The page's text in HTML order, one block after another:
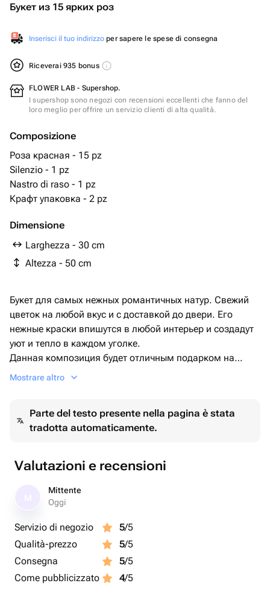
Букет из 15 ярких роз
Inserisci il tuo indirizzo per sapere le spese di consegna
Riceverai 935 bonus
FLOWER LAB - Supershop.
I supershop sono negozi con recensioni eccellenti che fanno del
loro meglio per offrire un servizio clienti di alta qualità.
Composizione
Роза красная - 15 pz
Silenzio - 1 pz
Nastro di raso - 1 pz
Крафт упаковка - 2 pz
Dimensione
Larghezza - 30 cm
Altezza - 50 cm
Букет для самых нежных романтичных натур. Свежий
цветок на любой вкус и с доставкой до двери. Его
нежные краски впишутся в любой интерьер и создадут
уют и тепло в каждом уголке.
Данная композиция будет отличным подарком на
Новый год и Рождество, на день Рождения и юбилей, на
бабушке или жене, так же может порадовать сестру или
тещу, еще будет хорошим подарком папе, дедушке или
выписку из роддома или принести букет ребенку на
детский праздник, так же будет замечательным
подарком на Татьянин день.
Mostrare altro
Parte del testo presente nella pagina è stata
tradotta automaticamente.
Valutazioni e recensioni
Mittente
Oggi
Servizio di negozio 5/5
Qualità-prezzo
5/5
Consegna
5/5
Come pubblicizzato
4/5